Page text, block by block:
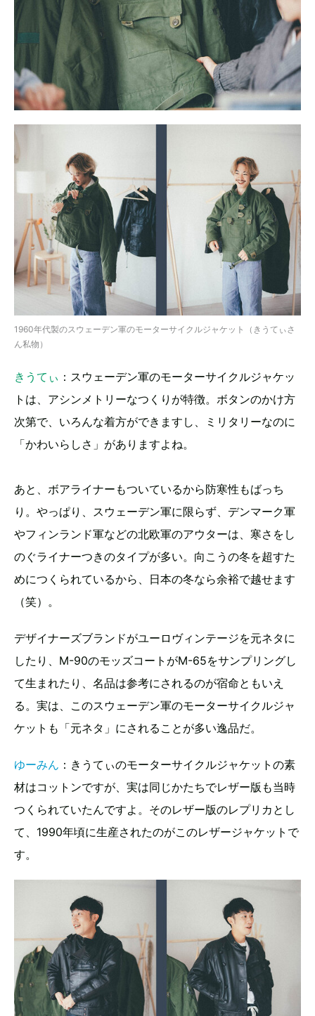
1960年代製のスウェーデン軍のモーターサイクルジャケット（きうてぃさ
ん私物）
きうてぃ ：スウェーデン軍のモーターサイクルジャケッ
トは、アシンメトリーなつくりが特徴。ボタンのかけ方
次第で、いろんな着方ができますし、ミリタリーなのに
「かわいらしさ」がありますよね。
あと、ボアライナーもついているから防寒性もばっち
り。やっぱり、スウェーデン軍に限らず、デンマーク軍
やフィンランド軍などの北欧軍のアウターは、寒さをし
のぐライナーつきのタイプが多い。向こうの冬を超すた
めにつくられているから、日本の冬なら余裕で越せます
（笑）。
デザイナーズブランドがユーロヴィンテージを元ネタに
したり、M-90のモッズコートがM-65をサンプリングし
て生まれたり、名品は参考にされるのが宿命ともいえ
る。実は、このスウェーデン軍のモーターサイクルジャ
ケットも「元ネタ」にされることが多い逸品だ。
ゆーみん ：きうてぃのモーターサイクルジャケットの素
材はコットンですが、実は同じかたちでレザー版も当時
つくられていたんですよ。そのレザー版のレプリカとし
て、1990年頃に生産されたのがこのレザージャケットで
す。